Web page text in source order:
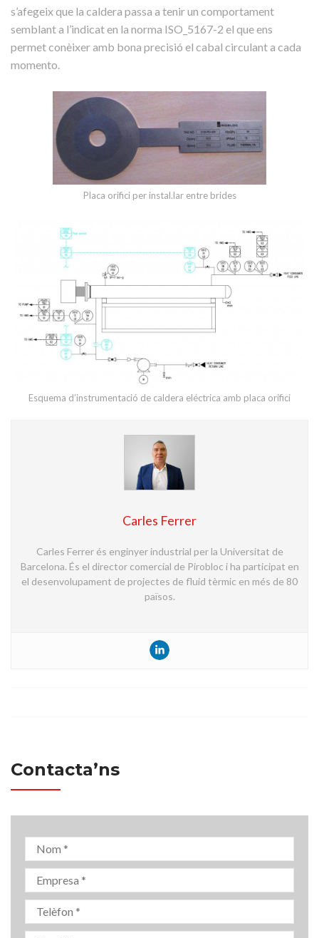
s’afegeix que la caldera passa a tenir un comportament
semblant a l’indicat en la norma ISO_5167-2 el que ens
permet conèixer amb bona precisió el cabal circulant a cada
momento.
Placa orifici per instal.lar entre brides
Esquema d’instrumentació de caldera eléctrica amb placa orifici
Carles Ferrer
Carles Ferrer és enginyer industrial per la Universitat de
Barcelona. És el director comercial de Pirobloc i ha participat en
el desenvolupament de projectes de fluid tèrmic en més de 80
països.
Contacta’ns